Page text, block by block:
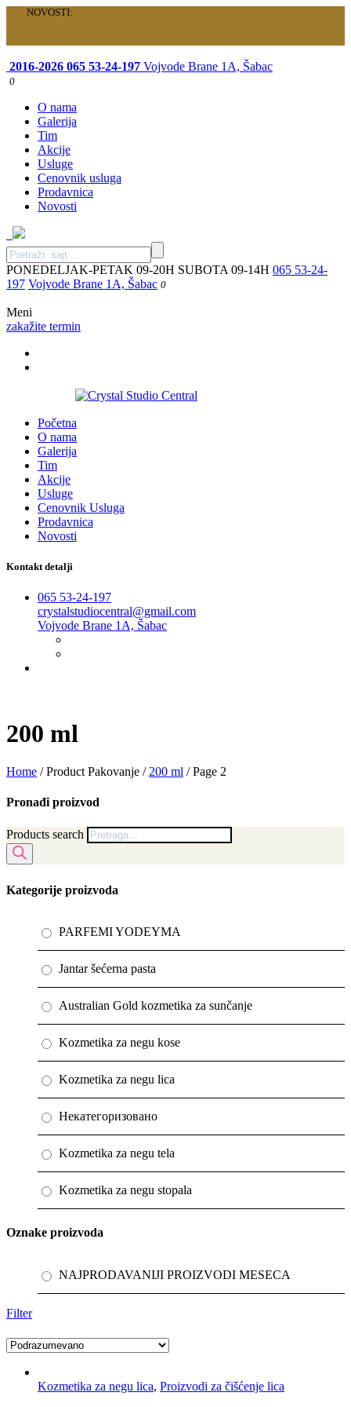
NOVOSTI:
Velika akcija je počela: Specijalni paketi samo za vas!
2016-2026 065 53-24-197 Vojvode Brane 1A, Šabac
0
O nama
Galerija
Tim
Akcije
Usluge
Cenovnik usluga
Prodavnica
Novosti
PONEDELJAK-PETAK 09-20H SUBOTA 09-14H 065 53-24-
197 Vojvode Brane 1A, Šabac 0
Meni
zakažite termin
Početna
O nama
Galerija
Tim
Akcije
Usluge
Cenovnik Usluga
Prodavnica
Novosti
Kontakt detalji
065 53-24-197
crystalstudiocentral@gmail.com
Vojvode Brane 1A, Šabac
200 ml
Home / Product Pakovanje / 200 ml / Page 2
Pronađi proizvod
Products search
Kategorije proizvoda
PARFEMI YODEYMA
Jantar šećerna pasta
Australian Gold kozmetika za sunčanje
Kozmetika za negu kose
Kozmetika za negu lica
Некатегоризовано
Kozmetika za negu tela
Kozmetika za negu stopala
Oznake proizvoda
NAJPRODAVANIJI PROIZVODI MESECA
Filter
Kategorije proizvoda
PARFEMI YODEYMA
Kozmetika za negu lica, Proizvodi za čišćenje lica